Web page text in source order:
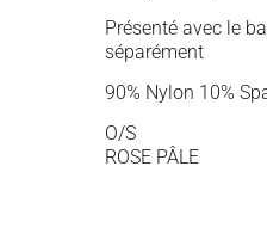
Présenté avec le
séparément
90% Nylon 10%
O/S
ROSE PÂLE